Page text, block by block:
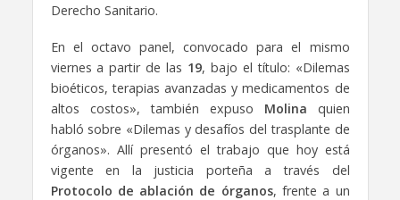
Derecho Sanitario.
En el octavo panel, convocado para el mismo
viernes a partir de las 19, bajo el título: «Dilemas
bioéticos, terapias avanzadas y medicamentos de
altos costos», también expuso Molina quien
habló sobre «Dilemas y desafíos del trasplante de
órganos». Allí presentó el trabajo que hoy está
vigente en la justicia porteña a través del
Protocolo de ablación de órganos, frente a un